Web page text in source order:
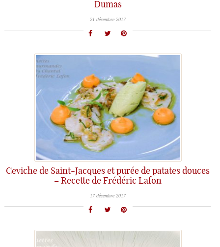
Dumas
21 décembre 2017
Ceviche de Saint-Jacques et purée de patates douces
– Recette de Frédéric Lafon
17 décembre 2017